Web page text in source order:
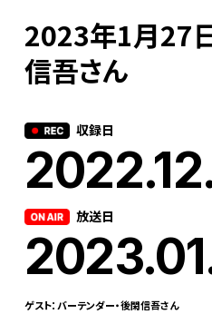
2023年1月27
信吾さん
収録日
放送日
ゲスト：バーテンダー・後閑信吾さん